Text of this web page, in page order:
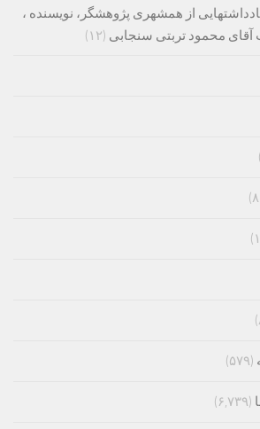
از همشهری پژوهشگر، نویسنده ،
آقای محمود تربتی سنجابی (۱۲)
(۵۷۹)
(۶,۷۳۹)